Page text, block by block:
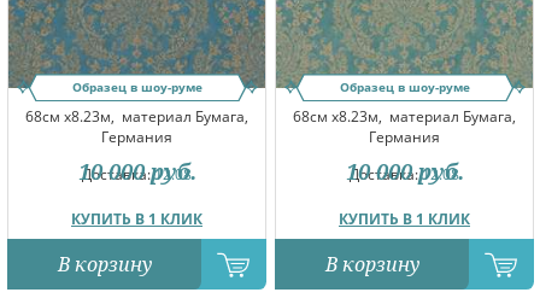
Образец в шоу-руме
68см x8.23м, материал Бумага,
Германия
Доставка:12.08
КУПИТЬ В 1 КЛИК
10 000 руб.
В корзину
Образец в шоу-руме
68см x8.23м, материал Бумага,
Германия
Доставка:12.08
КУПИТЬ В 1 КЛИК
10 000 руб.
В корзину